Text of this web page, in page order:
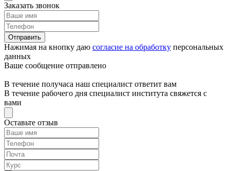
Заказать звонок
Отправить
Нажимая на кнопку даю согласие на обработку персональных
данных
Ваше сообщение отправлено
В течение получаса наш специалист ответит вам
В течение рабочего дня специалист института свяжется с
вами
Оставьте отзыв